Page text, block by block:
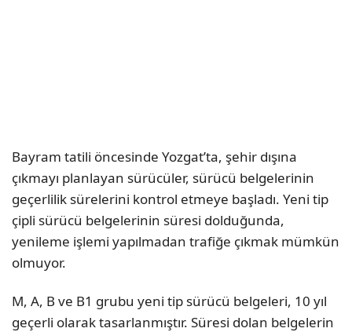
Bayram tatili öncesinde Yozgat’ta, şehir dışına
çıkmayı planlayan sürücüler, sürücü belgelerinin
geçerlilik sürelerini kontrol etmeye başladı. Yeni tip
çipli sürücü belgelerinin süresi dolduğunda,
yenileme işlemi yapılmadan trafiğe çıkmak mümkün
olmuyor.
M, A, B ve B1 grubu yeni tip sürücü belgeleri, 10 yıl
geçerli olarak tasarlanmıştır. Süresi dolan belgelerin